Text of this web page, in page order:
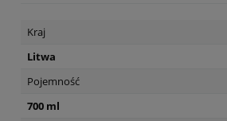
Kraj
Litwa
Pojemność
700 ml